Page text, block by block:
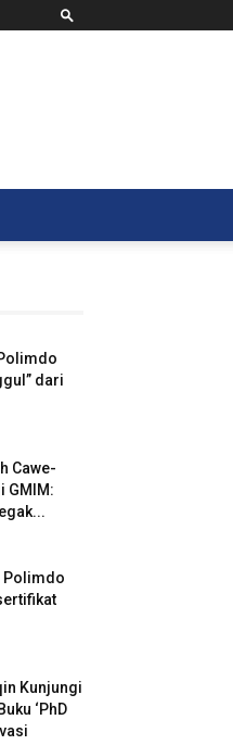
dari
Cawe-
GMIM:
Polimdo
Kunjungi
‘PhD